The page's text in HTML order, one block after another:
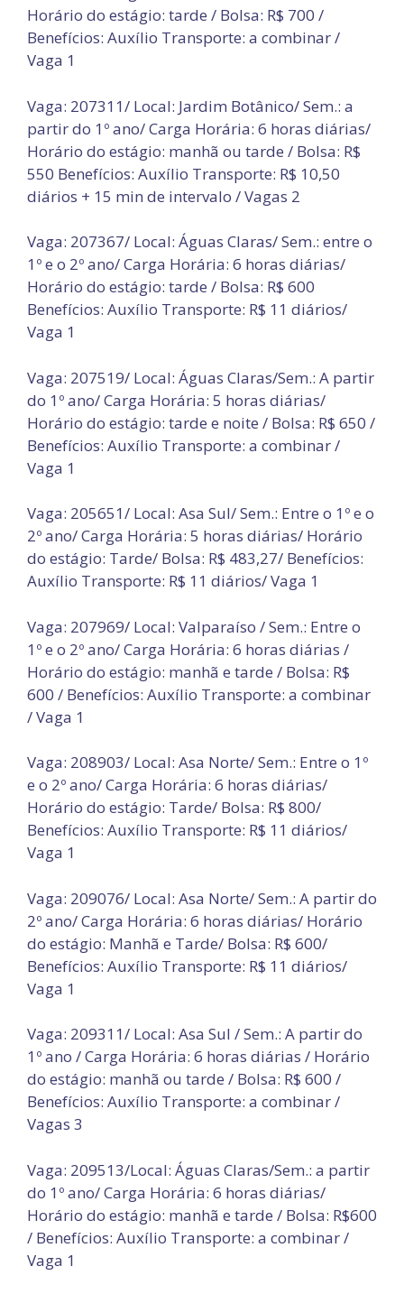
Horário do estágio: tarde / Bolsa: R$ 700 /
Benefícios: Auxílio Transporte: a combinar /
Vaga 1
Vaga: 207311/ Local: Jardim Botânico/ Sem.: a
partir do 1º ano/ Carga Horária: 6 horas diárias/
Horário do estágio: manhã ou tarde / Bolsa: R$
550 Benefícios: Auxílio Transporte: R$ 10,50
diários + 15 min de intervalo / Vagas 2
Vaga: 207367/ Local: Águas Claras/ Sem.: entre o
1º e o 2º ano/ Carga Horária: 6 horas diárias/
Horário do estágio: tarde / Bolsa: R$ 600
Benefícios: Auxílio Transporte: R$ 11 diários/
Vaga 1
Vaga: 207519/ Local: Águas Claras/Sem.: A partir
do 1º ano/ Carga Horária: 5 horas diárias/
Horário do estágio: tarde e noite / Bolsa: R$ 650 /
Benefícios: Auxílio Transporte: a combinar /
Vaga 1
Vaga: 205651/ Local: Asa Sul/ Sem.: Entre o 1º e o
2º ano/ Carga Horária: 5 horas diárias/ Horário
do estágio: Tarde/ Bolsa: R$ 483,27/ Benefícios:
Auxílio Transporte: R$ 11 diários/ Vaga 1
Vaga: 207969/ Local: Valparaíso / Sem.: Entre o
1º e o 2º ano/ Carga Horária: 6 horas diárias /
Horário do estágio: manhã e tarde / Bolsa: R$
600 / Benefícios: Auxílio Transporte: a combinar
/ Vaga 1
Vaga: 208903/ Local: Asa Norte/ Sem.: Entre o 1º
e o 2º ano/ Carga Horária: 6 horas diárias/
Horário do estágio: Tarde/ Bolsa: R$ 800/
Benefícios: Auxílio Transporte: R$ 11 diários/
Vaga 1
Vaga: 209076/ Local: Asa Norte/ Sem.: A partir do
2º ano/ Carga Horária: 6 horas diárias/ Horário
do estágio: Manhã e Tarde/ Bolsa: R$ 600/
Benefícios: Auxílio Transporte: R$ 11 diários/
Vaga 1
Vaga: 209311/ Local: Asa Sul / Sem.: A partir do
1º ano / Carga Horária: 6 horas diárias / Horário
do estágio: manhã ou tarde / Bolsa: R$ 600 /
Benefícios: Auxílio Transporte: a combinar /
Vagas 3
Vaga: 209513/Local: Águas Claras/Sem.: a partir
do 1º ano/ Carga Horária: 6 horas diárias/
Horário do estágio: manhã e tarde / Bolsa: R$600
/ Benefícios: Auxílio Transporte: a combinar /
Vaga 1